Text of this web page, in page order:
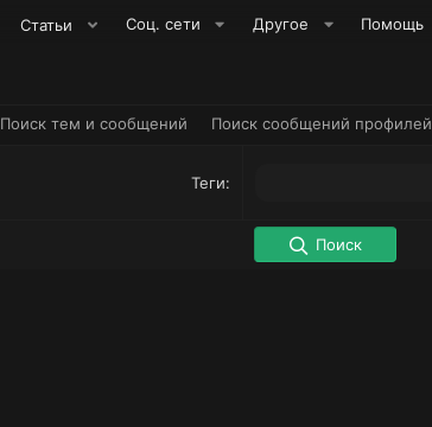
Статьи Соц. сети Другое Помощь
Поиск тем и сообщений Поиск сообщений профилей
Теги
Поиск